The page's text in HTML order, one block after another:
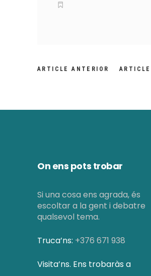
ARTICLE ANTERIOR
On ens pots trobar
Si una cosa ens agrada, és
escoltar a la gent i debatre
qualsevol tema.
Truca’ns: +376 671 938
Visita’ns. Ens trobaràs a